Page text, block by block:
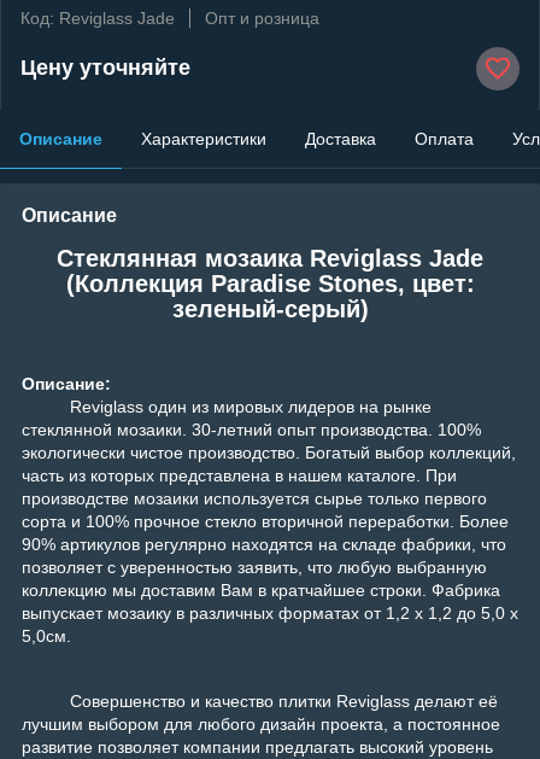
Код: Reviglass Jade
Опт и розница
Цену уточняйте
Описание Характеристики Доставка Оплата
Описание
Стеклянная мозаика Reviglass Jade
(Коллекция Paradise Stones, цвет:
зеленый-серый)
Описание:
Reviglass один из мировых лидеров на рынке
стеклянной мозаики. 30-летний опыт производства. 100%
экологически чистое производство. Богатый выбор коллекций,
часть из которых представлена в нашем каталоге. При
производстве мозаики используется сырье только первого
сорта и 100% прочное стекло вторичной переработки. Более
90% артикулов регулярно находятся на складе фабрики, что
позволяет с уверенностью заявить, что любую выбранную
коллекцию мы доставим Вам в кратчайшее строки. Фабрика
выпускает мозаику в различных форматах от 1,2 х 1,2 до 5,0 х
5,0см.
Совершенство и качество плитки Reviglass делают её
лучшим выбором для любого дизайн проекта, а постоянное
развитие позволяет компании предлагать высокий уровень